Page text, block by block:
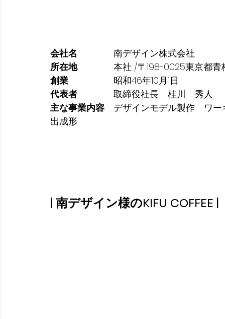
会社名 南デザイン株式会社
所在地
本社 /〒198-0025東京都青
創業 昭和46年10月1日
代表者 取締役社長　桂川　秀人
主な事業内容 デザインモデル製作　ワ
出成形
| 南デザイン様のKIFU COFFEE |